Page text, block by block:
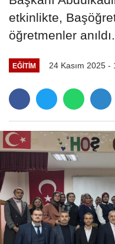
etkinlikte,
öğretmenler anıldı.
EĞITIM 24 Kasım 2025 -